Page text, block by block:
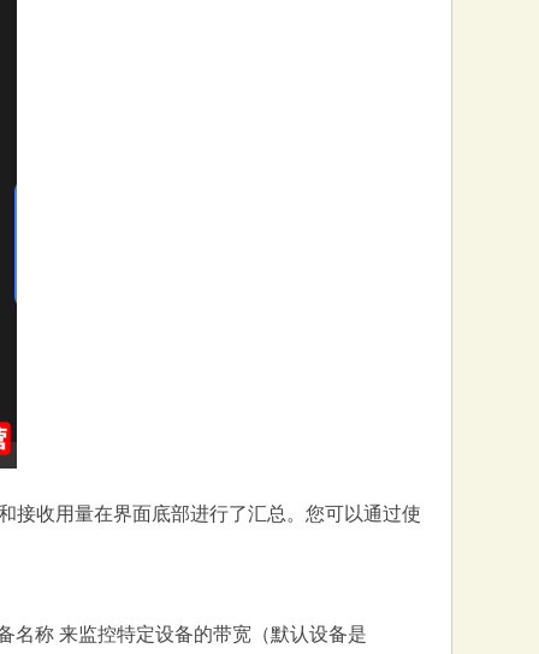
接收用量在界面底部进行了汇总。您可以通过使
名称 来监控特定设备的带宽（默认设备是